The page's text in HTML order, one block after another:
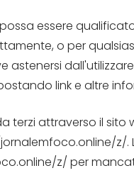
essere
o per
astenersi
link e altre
attraverso il
z/
z/ per